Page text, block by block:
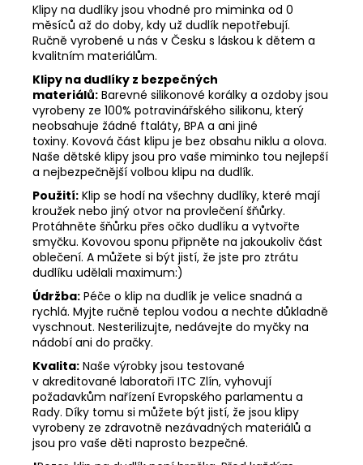
Klipy na dudlíky jsou vhodné pro miminka od 0
měsíců až do doby, kdy už dudlík nepotřebují.
Ručně vyrobené u nás v Česku s láskou k dětem a
kvalitním materiálům.
Klipy na dudlíky z bezpečných
materiálů: Barevné silikonové korálky a ozdoby jsou
vyrobeny ze 100% potravinářského silikonu, který
neobsahuje žádné ftaláty, BPA a ani jiné
toxiny. Kovová část klipu je bez obsahu niklu a olova.
Naše dětské klipy jsou pro vaše miminko tou nejlepší
a nejbezpečnější volbou klipu na dudlík.
Použití: Klip se hodí na všechny dudlíky, které mají
kroužek nebo jiný otvor na provlečení šňůrky.
Protáhněte šňůrku přes očko dudlíku a vytvořte
smyčku. Kovovou sponu připněte na jakoukoliv část
oblečení. A můžete si být jistí, že jste pro ztrátu
dudlíku udělali maximum:)
Údržba: Péče o klip na dudlík je velice snadná a
rychlá. Myjte ručně teplou vodou a nechte důkladně
vyschnout. Nesterilizujte, nedávejte do myčky na
nádobí ani do pračky.
Kvalita: Naše výrobky jsou testované
v akreditované laboratoři ITC Zlín, vyhovují
požadavkům nařízení Evropského parlamentu a
Rady. Díky tomu si můžete být jistí, že jsou klipy
vyrobeny ze zdravotně nezávadných materiálů a
jsou pro vaše děti naprosto bezpečné.